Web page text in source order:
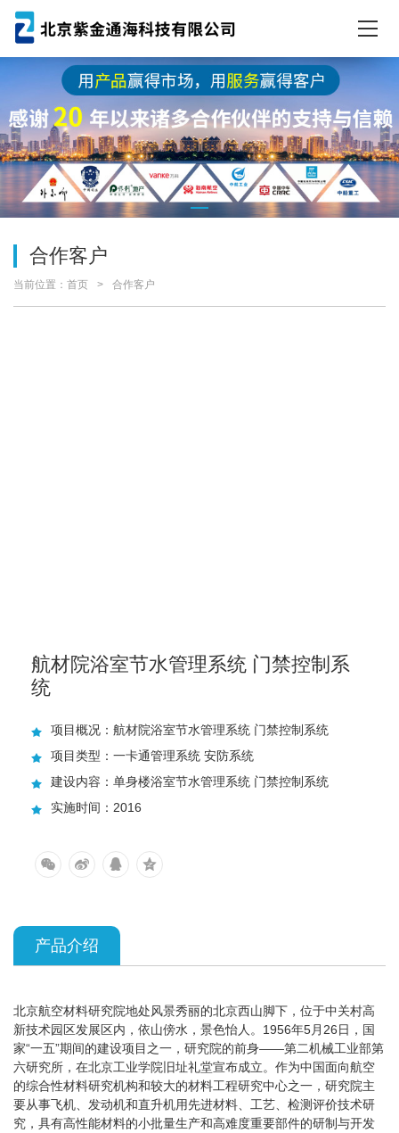
合作客户
当前位置： 首页 合作客户
航材院浴室节水管理系统 门禁控制系
统
项目概况：航材院浴室节水管理系统 门禁控制系统
项目类型：一卡通管理系统 安防系统
建设内容：单身楼浴室节水管理系统 门禁控制系统
实施时间：2016
产品介绍
北京航空材料研究院地处风景秀丽的北京西山脚下，位于中关村高
新技术园区发展区内，依山傍水，景色怡人。1956年5月26日，国
家“一五”期间的建设项目之一，研究院的前身——第二机械工业部第
六研究所，在北京工业学院旧址礼堂宣布成立。作为中国面向航空
的综合性材料研究机构和较大的材料工程研究中心之一，研究院主
要从事飞机、发动机和直升机用先进材料、工艺、检测评价技术研
究，具有高性能材料的小批量生产和高难度重要部件的研制与开发